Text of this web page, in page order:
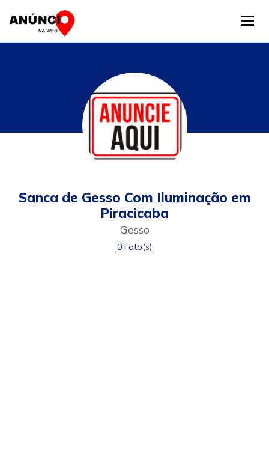
Sanca de Gesso Com Iluminação em
Piracicaba
Gesso
0 Foto(s)